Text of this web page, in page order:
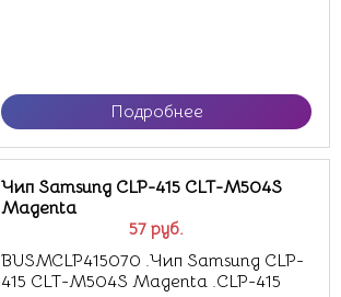
Подробнее
57 руб.
Чип Samsung CLP-415 CLT-M504S
Magenta
BUSMCLP415070 .Чип Samsung CLP-
415 CLT-M504S Magenta .CLP-415